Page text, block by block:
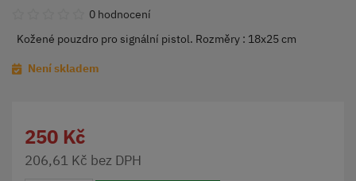
0 hodnocení
Kožené pouzdro pro signální pistol. Rozměry : 18x25 cm
Není skladem
250 Kč
206,61 Kč bez DPH